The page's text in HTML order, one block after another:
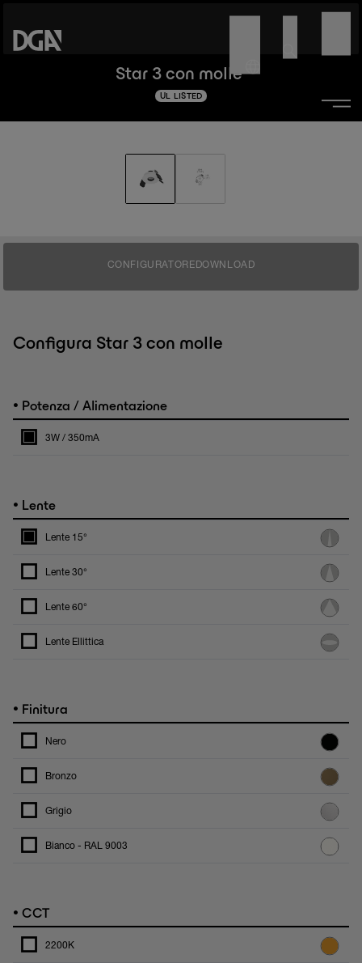
Star 3 con molle
UL LISTED
CONFIGURATORE DOWNLOAD
Configura Star 3 con molle
• Potenza / Alimentazione
3W / 350mA
• Lente
Lente 15°
Lente 30°
Lente 60°
Lente Ellittica
• Finitura
Nero
Bronzo
Grigio
Bianco - RAL 9003
• CCT
2200K